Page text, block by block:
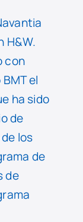
H&W.
con
el
ha sido
de
los
de
de